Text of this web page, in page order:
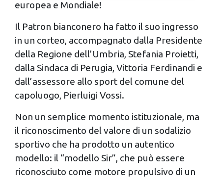
e imposta le tue preferenze nella
dalla Dichiarazione sui cookie.
Utilizziamo i cookie per personalizzare contenuti ed
annunci, per fornire funzionalità dei social media e per
analizzare il nostro traffico. Condividiamo inoltre
informazioni sul modo in cui utilizzi il nostro sito con i
nostri partner che si occupano di analisi dei dati web,
pubblicità e social media, i quali potrebbero combinarle
con altre informazioni che hai fornito loro o che hanno
europea e Mondiale!
Il Patron bianconero ha fatto il suo ingresso
in un corteo, accompagnato dalla Presidente
della Regione dell’Umbria, Stefania Proietti,
dalla Sindaca di Perugia, Vittoria Ferdinandi e
dall’assessore allo sport del comune del
capoluogo, Pierluigi Vossi.
Non un semplice momento istituzionale, ma
il riconoscimento del valore di un sodalizio
sportivo che ha prodotto un autentico
modello: il “modello Sir”, che può essere
riconosciuto come motore propulsivo di un